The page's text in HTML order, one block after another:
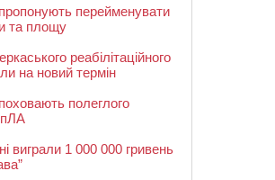
перейменувати
та площу
реабілітаційного
на новий термін
полеглого
виграли 1 000 000 гривень